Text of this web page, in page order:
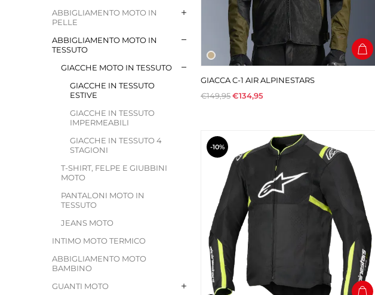
ABBIGLIAMENTO MOTO IN
PELLE
ABBIGLIAMENTO MOTO IN
TESSUTO
GIACCHE MOTO IN TESSUTO
GIACCHE IN TESSUTO
ESTIVE
GIACCHE IN TESSUTO
IMPERMEABILI
GIACCHE IN TESSUTO 4
STAGIONI
T-SHIRT, FELPE E GIUBBINI
MOTO
PANTALONI MOTO IN
TESSUTO
JEANS MOTO
INTIMO MOTO TERMICO
ABBIGLIAMENTO MOTO
BAMBINO
GUANTI MOTO
GIACCA C-1 AIR ALPINESTARS
€149,95€134,95
-10%